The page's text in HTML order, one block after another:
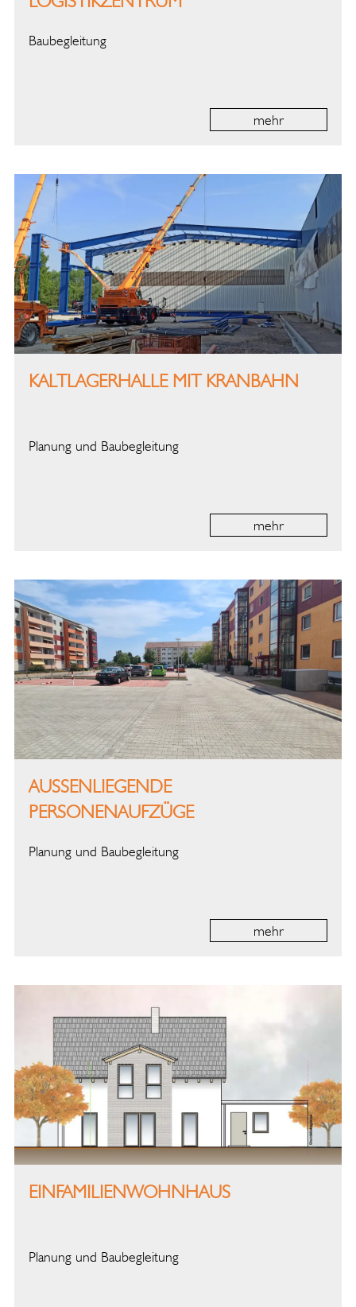
Baubegleitung
mehr
KALTLAGERHALLE MIT KRANBAHN
Planung und Baubegleitung
mehr
AUSSENLIEGENDE P
ERSONENAUFZÜGE
Planung und Baubegleitung
mehr
EINFAMILIENWOHNHAUS
Planung und Baubegleitung